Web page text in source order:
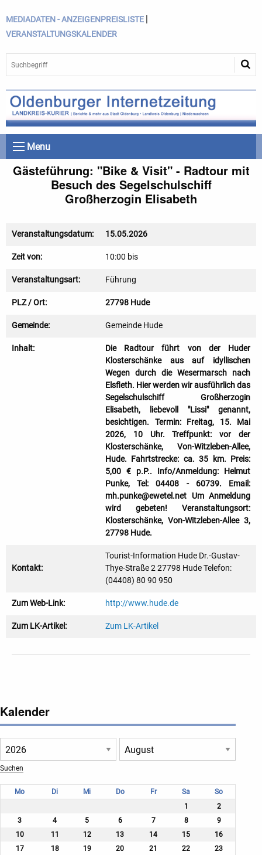
MEDIADATEN - ANZEIGENPREISLISTE |
VERANSTALTUNGSKALENDER
Menu
Gästeführung: "Bike & Visit" - Radtour mit
Besuch des Segelschulschiff
Großherzogin Elisabeth
Veranstaltungsdatum: 15.05.2026
Zeit von: 10:00 bis
Veranstaltungsart: Führung
PLZ / Ort: 27798 Hude
Gemeinde: Gemeinde Hude
Inhalt:
Die Radtour führt von der Huder
Klosterschänke aus auf idyllischen
Wegen durch die Wesermarsch nach
Elsfleth. Hier werden wir ausführlich das
Segelschulschiff Großherzogin
Elisabeth, liebevoll "Lissi" genannt,
besichtigen. Termin: Freitag, 15. Mai
2026, 10 Uhr. Treffpunkt: vor der
Klosterschänke, Von-Witzleben-Allee,
Hude. Fahrtstrecke: ca. 35 km. Preis:
5,00 € p.P.. Info/Anmeldung: Helmut
Punke, Tel: 04408 - 60739. Email:
mh.punke@ewetel.net Um Anmeldung
wird gebeten! Veranstaltungsort:
Klosterschänke, Von-Witzleben-Allee 3,
27798 Hude.
Kontakt:
Tourist-Information Hude Dr.-Gustav-
Thye-Straße 2 27798 Hude Telefon:
(04408) 80 90 950
Zum Web-Link: http://www.hude.de
Zum LK-Artikel: Zum LK-Artikel
Kalender
Mo Di Mi Do Fr Sa
So
1
2
3
4 5 6 7 8
9
10
11 12 13 14 15
16
17
18 19 20 21 22
23